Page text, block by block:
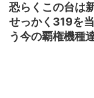
恐らくこの台は
せっかく319を
う今の覇権機種